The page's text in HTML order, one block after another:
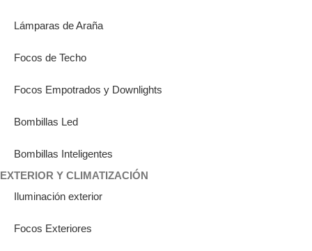
Lámparas de Araña
Focos de Techo
Focos Empotrados y Downlights
Bombillas Led
Bombillas Inteligentes
EXTERIOR Y CLIMATIZACIÓN
Iluminación exterior
Focos Exteriores